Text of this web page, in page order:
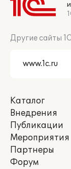
Другие сайты 1С
Каталог
Внедрения
Публикации
Мероприятия
Партнеры
Форум